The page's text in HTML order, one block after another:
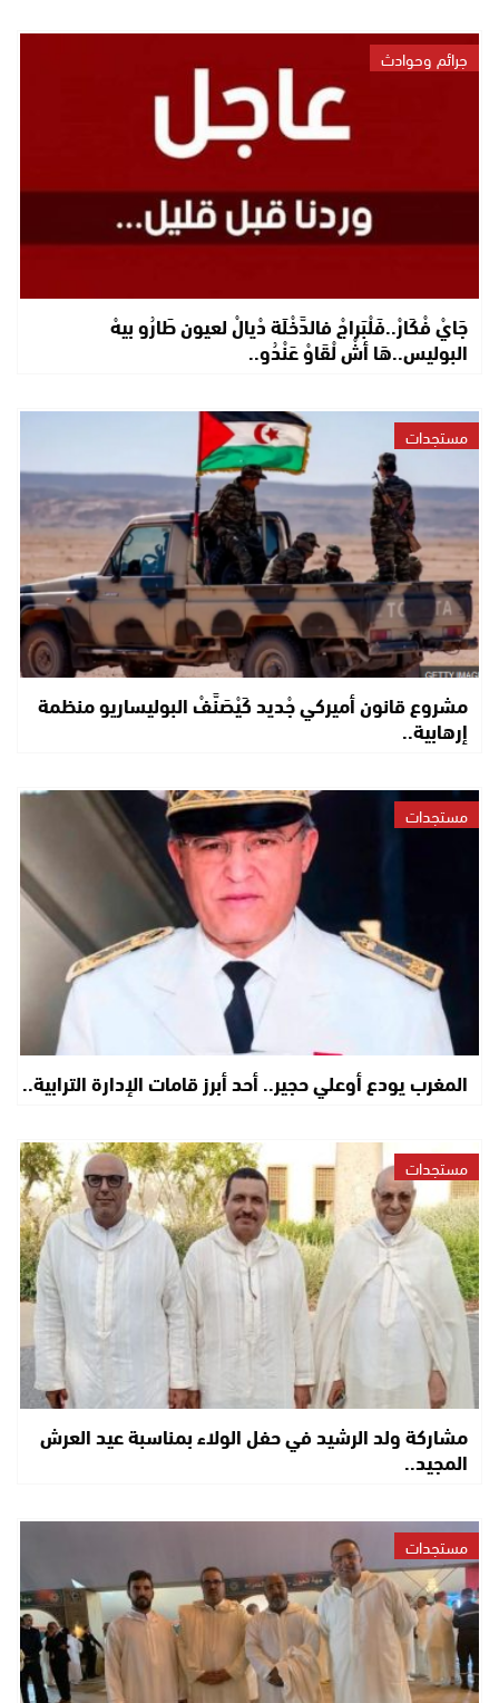
جرائم وحوادث
جَايْ فْكَارْ..فَلْبَراجْ فالدَّخْلَة دْيالْ لعيون طَارُو بيهْ
البوليس..هَا أشْ لْقَاوْ عَنْدُو..
مستجدات
مشروع قانون أميركي جْديد كَيْصَنَّفْ البوليساريو منظمة
إرهابية..
مستجدات
المغرب يودع أوعلي حجير.. أحد أبرز قامات الإدارة الترابية..
مستجدات
مشاركة ولد الرشيد في حفل الولاء بمناسبة عيد العرش
المجيد..
مستجدات